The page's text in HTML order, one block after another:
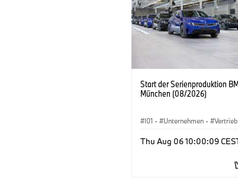
Start der Serienproduktion
München (08/2026)
I01 · Unternehmen ·
Thu Aug 06 10:00:09